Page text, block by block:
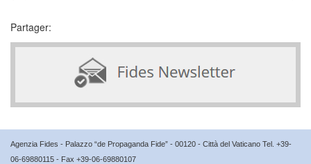
Partager:
Agenzia Fides - Palazzo “de Propaganda Fide” - 00120 - Città del Vaticano Tel. +39-
06-69880115 - Fax +39-06-69880107